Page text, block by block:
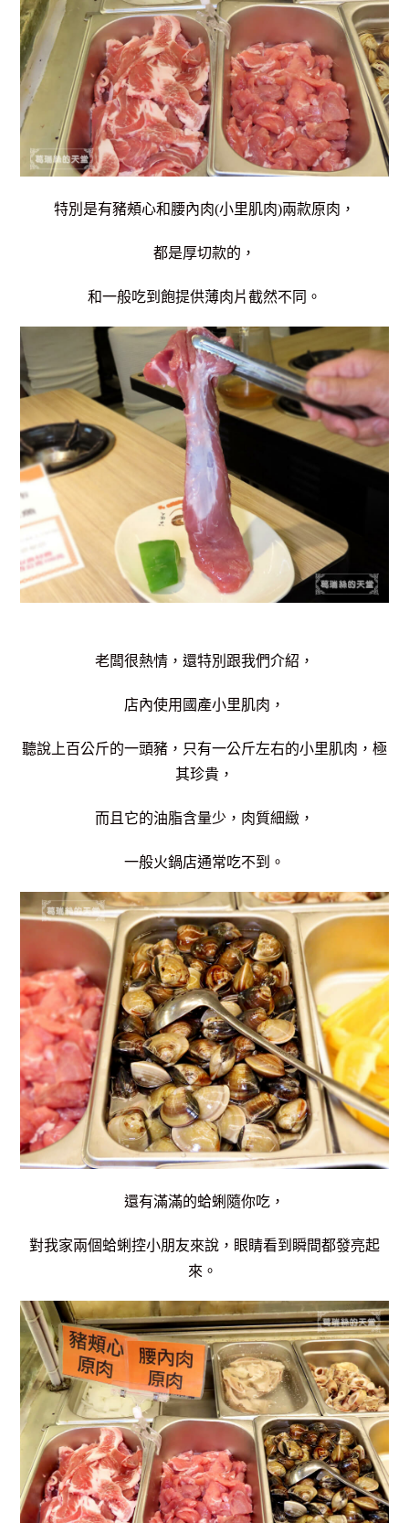
特別是有豬頰心和腰內肉(小里肌肉)兩款原肉，
都是厚切款的，
和一般吃到飽提供薄肉片截然不同。
老闆很熱情，還特別跟我們介紹，
店內使用國產小里肌肉，
聽說上百公斤的一頭豬，只有一公斤左右的小里肌肉， 極
其珍貴，
而且它的油脂含量少，肉質細緻，
一般火鍋店通常吃不到。
還有滿滿的蛤蜊隨你吃，
對我家兩個蛤蜊控小朋友來說，眼睛看到瞬間都發亮起
來。